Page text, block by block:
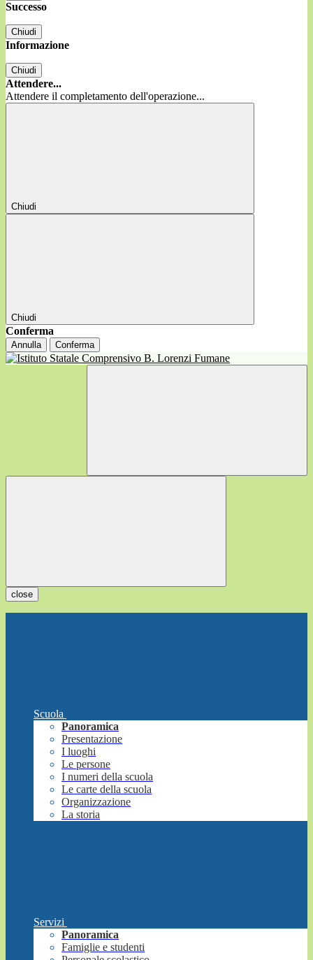
Successo
Chiudi
Informazione
Chiudi
Attendere...
Attendere il completamento dell'operazione...
Chiudi
Chiudi
Conferma
Annulla Conferma
close
Scuola
Panoramica
Presentazione
I luoghi
Le persone
I numeri della scuola
Le carte della scuola
Organizzazione
La storia
Servizi
Panoramica
Famiglie e studenti